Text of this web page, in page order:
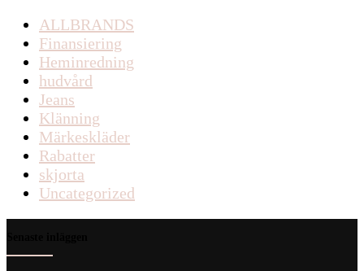
ALLBRANDS
Finansiering
Heminredning
hudvård
Jeans
Klänning
Märkeskläder
Rabatter
skjorta
Uncategorized